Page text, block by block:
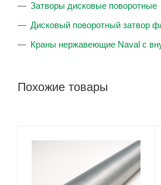
Затворы дисковые поворотные
Дисковый поворотный затвор
Краны нержавеющие Naval с
Похожие товары